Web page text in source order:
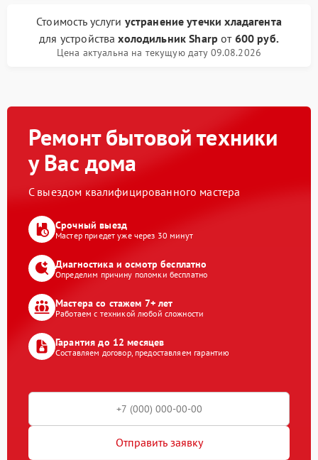
Стоимость услуги устранение утечки хладагента
для устройствахолодильник Sharp от 600 руб.
Цена актуальна на текущую дату 09.08.2026
Ремонт бытовой техники
у Вас дома
С выездом квалифицированного мастера
Срочный выезд
Мастер приедет уже через 30 минут
Диагностика и осмотр бесплатно
Определим причину поломки бесплатно
Мастера со стажем 7+ лет
Работаем с техникой любой сложности
Гарантия до 12 месяцев
Составляем договор, предоставляем гарантию
Отправить заявку